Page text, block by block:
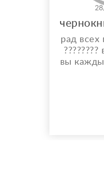
рад всех
вы